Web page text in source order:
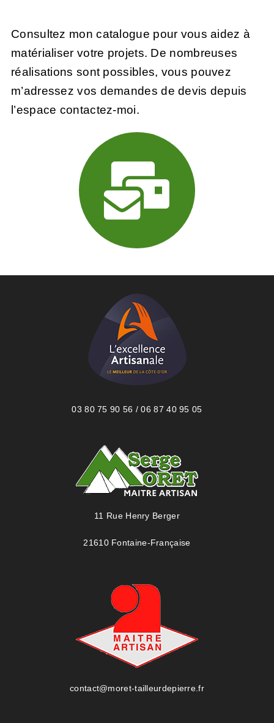
Consultez mon catalogue pour vous aidez à
matérialiser votre projets. De nombreuses
réalisations sont possibles, vous pouvez
m’adressez vos demandes de devis depuis
l’espace contactez-moi.
03 80 75 90 56 / 06 87 40 95 05
11 Rue Henry Berger
21610 Fontaine-Française
contact@moret-tailleurdepierre.fr